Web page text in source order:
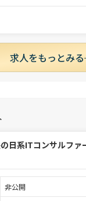
求人をもっとみる
日系ITコンサルファ
非公開